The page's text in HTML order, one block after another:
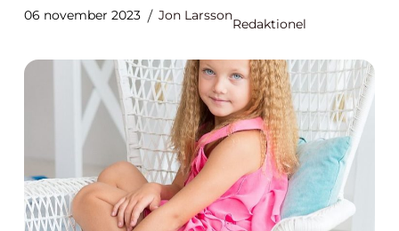
06 november 2023 Jon Larsson
Redaktionel